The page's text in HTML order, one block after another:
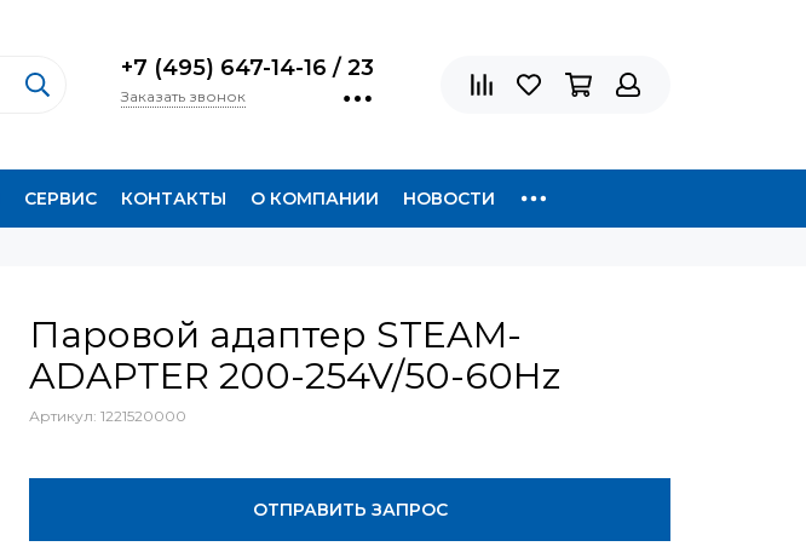
+7 (495) 647-14-16 / 23
Заказать звонок
СЕРВИС КОНТАКТЫ О КОМПАНИИ НОВОСТИ
Паровой адаптер STEAM-
ADAPTER 200-254V/50-60Hz
Артикул: 1221520000
ОТПРАВИТЬ ЗАПРОС